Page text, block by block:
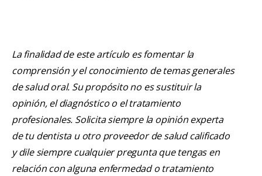
La finalidad de este artículo es fomentar la
comprensión y el conocimiento de temas generales
de salud oral. Su propósito no es sustituir la
opinión, el diagnóstico o el tratamiento
profesionales. Solicita siempre la opinión experta
de tu dentista u otro proveedor de salud calificado
y dile siempre cualquier pregunta que tengas en
relación con alguna enfermedad o tratamiento